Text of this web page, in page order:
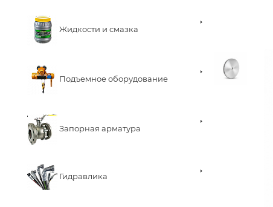
Жидкости и смазка
Подъемное оборудование
Запорная арматура
Гидравлика